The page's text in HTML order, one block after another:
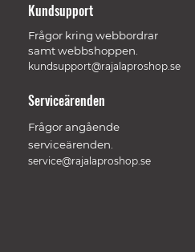
Kundsupport
Frågor kring webbordrar
samt webbshoppen.
kundsupport@rajalaproshop.se
Serviceärenden
Frågor angående
serviceärenden.
service@rajalaproshop.se